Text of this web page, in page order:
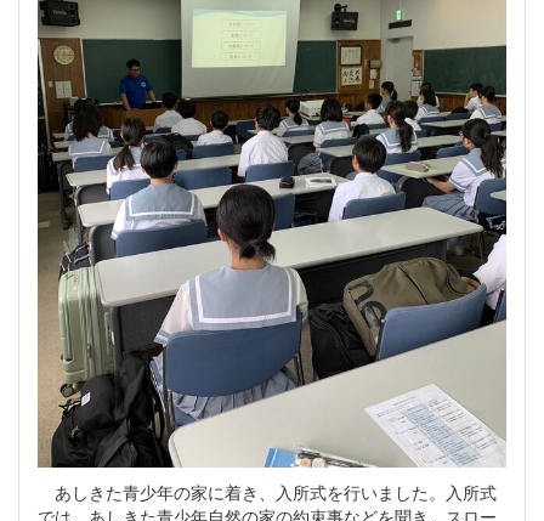
あしきた青少年の家に着き、入所式を行いました。入所式
では、あしきた青少年自然の家の約束事などを聞き、スロー